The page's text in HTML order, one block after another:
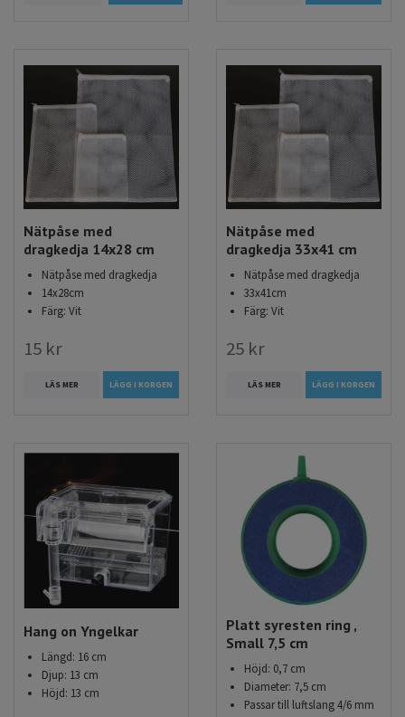
Nätpåse med
dragkedja 14x28 cm
Nätpåse med dragkedja
14x28cm
Färg: Vit
15 kr
LÄS MER LÄGG I KORGEN
Nätpåse med
dragkedja 33x41 cm
Nätpåse med dragkedja
33x41cm
Färg: Vit
25 kr
LÄS MER LÄGG I KORGEN
Hang on Yngelkar
Längd: 16 cm
Djup: 13 cm
Höjd: 13 cm
Platt syresten ring ,
Small 7,5 cm
Höjd: 0,7 cm
Diameter: 7,5 cm
Passar till luftslang 4/6 mm